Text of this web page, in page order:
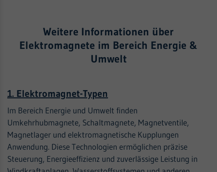
Weitere Informationen über
Elektromagnete im Bereich Energie &
Umwelt
1. Elektromagnet-Typen
Im Bereich Energie und Umwelt finden
Umkehrhubmagnete, Schaltmagnete, Magnetventile,
Magnetlager und elektromagnetische Kupplungen
Anwendung. Diese Technologien ermöglichen präzise
Steuerung, Energieeffizienz und zuverlässige Leistung in